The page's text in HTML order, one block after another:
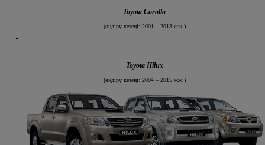
Toyota Corolla
(өндіру кезеңі: 2001 – 2013 жж.)
Toyota Hilux
(өндіру кезеңі: 2004 – 2015 жж.)